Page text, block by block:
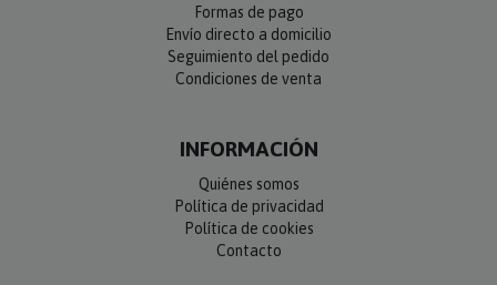
Formas de pago
Envío directo a domicilio
Seguimiento del pedido
Condiciones de venta
INFORMACIÓN
Quiénes somos
Política de privacidad
Política de cookies
Contacto